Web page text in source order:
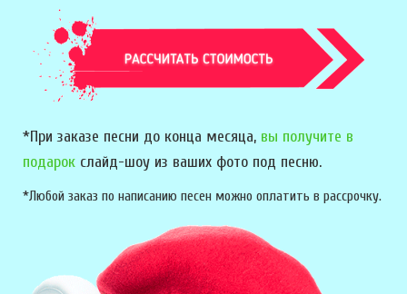
*При заказе песни до конца месяца, вы получите в
подарок слайд-шоу из ваших фото под песню.
*Любой заказ по написанию песен можно оплатить в рассрочку.